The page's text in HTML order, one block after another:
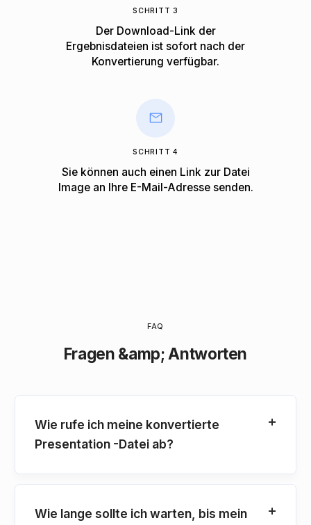
SCHRITT 3
Der Download-Link der
Ergebnisdateien ist sofort nach der
Konvertierung verfügbar.
SCHRITT 4
Sie können auch einen Link zur Datei
Image an Ihre E-Mail-Adresse senden.
FAQ
Fragen &amp; Antworten
Wie rufe ich meine konvertierte
Presentation -Datei ab?
Wie lange sollte ich warten, bis mein